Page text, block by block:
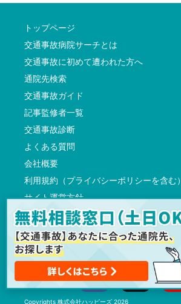
トップページ
交通事故病院サーチとは
交通事故に初めて遭われた方へ
通院先検索
交通事故ガイド
記事監修者一覧
交通事故診断
よくある質問
会社概要
利用規約（プライバシーポリシーを含む）
サイト運営方針
反社会的勢力に対する基本方針
交通事故病院サーチに掲載希望の先生
Copyrights 株式会社ハッピーズ 2026